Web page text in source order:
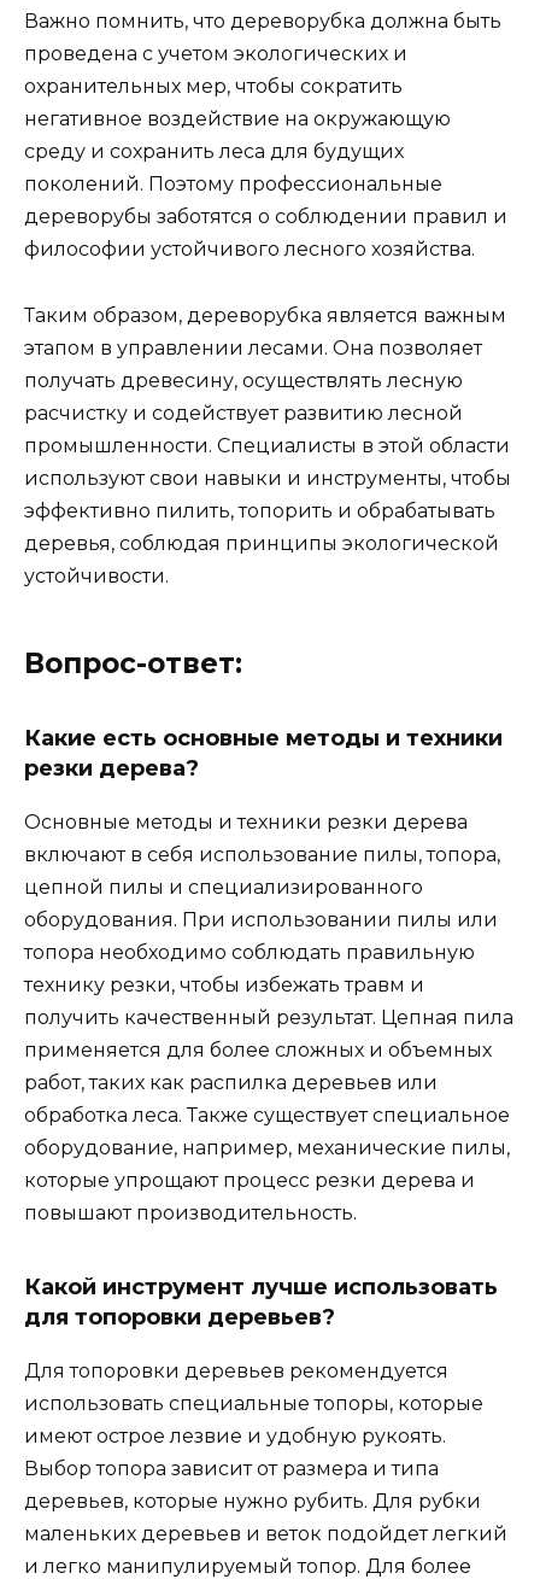
Важно помнить, что дереворубка должна быть
проведена с учетом экологических и
охранительных мер, чтобы сократить
негативное воздействие на окружающую
среду и сохранить леса для будущих
поколений. Поэтому профессиональные
дереворубы заботятся о соблюдении правил и
философии устойчивого лесного хозяйства.
Таким образом, дереворубка является важным
этапом в управлении лесами. Она позволяет
получать древесину, осуществлять лесную
расчистку и содействует развитию лесной
промышленности. Специалисты в этой области
используют свои навыки и инструменты, чтобы
эффективно пилить, топорить и обрабатывать
деревья, соблюдая принципы экологической
устойчивости.
Вопрос-ответ:
Какие есть основные методы и техники
резки дерева?
Основные методы и техники резки дерева
включают в себя использование пилы, топора,
цепной пилы и специализированного
оборудования. При использовании пилы или
топора необходимо соблюдать правильную
технику резки, чтобы избежать травм и
получить качественный результат. Цепная пила
применяется для более сложных и объемных
работ, таких как распилка деревьев или
обработка леса. Также существует специальное
оборудование, например, механические пилы,
которые упрощают процесс резки дерева и
повышают производительность.
Какой инструмент лучше использовать
для топоровки деревьев?
Для топоровки деревьев рекомендуется
использовать специальные топоры, которые
имеют острое лезвие и удобную рукоять.
Выбор топора зависит от размера и типа
деревьев, которые нужно рубить. Для рубки
маленьких деревьев и веток подойдет легкий
и легко манипулируемый топор. Для более